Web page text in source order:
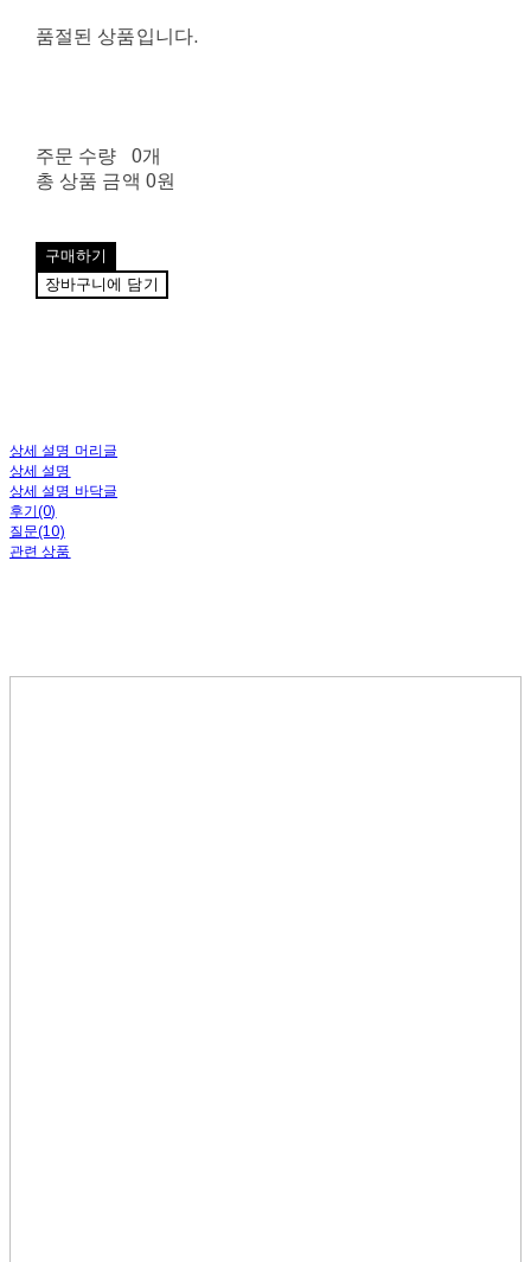
품절된 상품입니다.
주문 수량
0개
총 상품 금액 0원
구매하기
장바구니에 담기
상세 설명 머리글
상세 설명
상세 설명 바닥글
후기(0)
질문(10)
관련 상품